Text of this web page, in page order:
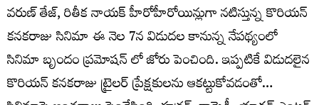
వరుణ్ తేజ్, రితీక నాయక్ హీరోహీరోయిన్లుగా నటిస్తున్న కొరియన్
కనకరాజు సినిమా ఈ నెల 7న విడుదల కానున్న నేపథ్యంలో
సినిమా బృందం ప్రమోషన్ లో జోరు పెంచింది. ఇప్పటికే విడుదలైన
కొరియన్ కనకరాజు ట్రైలర్ ప్రేక్షకులను ఆకట్టుకోవడంతో…